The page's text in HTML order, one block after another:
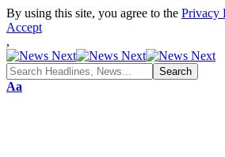
By using this site, you agree to the Privacy
Accept
,
Font
Aa